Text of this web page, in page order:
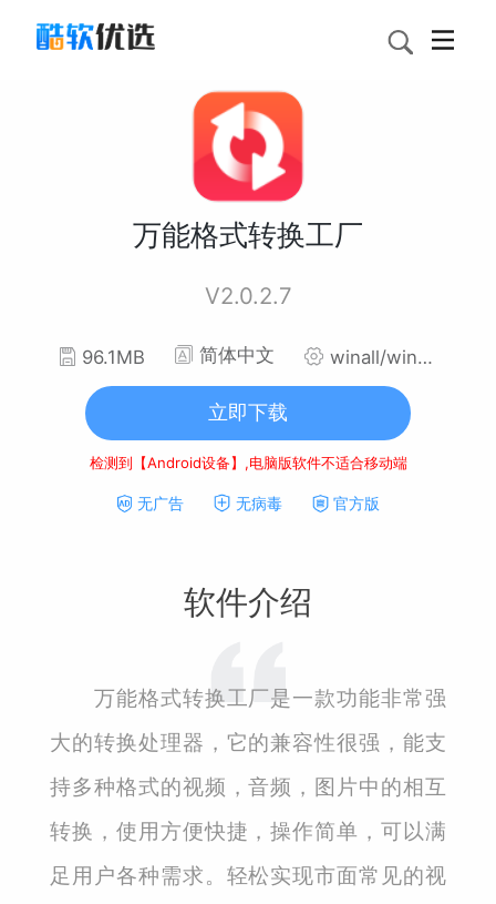
万能格式转换工厂
V2.0.2.7
96.1MB 简体中文 winall/win7/win10/win11
立即下载
检测到【Android设备】,电脑版软件不适合移动端
无广告 无病毒 官方版
软件介绍
万能格式转换工厂是一款功能非常强
大的转换处理器，它的兼容性很强，能支
持多种格式的视频，音频，图片中的相互
转换，使用方便快捷，操作简单，可以满
足用户各种需求。轻松实现市面常见的视